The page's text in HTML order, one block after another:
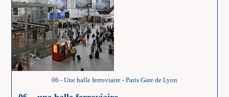
06 - Une halle ferroviaire - Paris Gare de Lyon